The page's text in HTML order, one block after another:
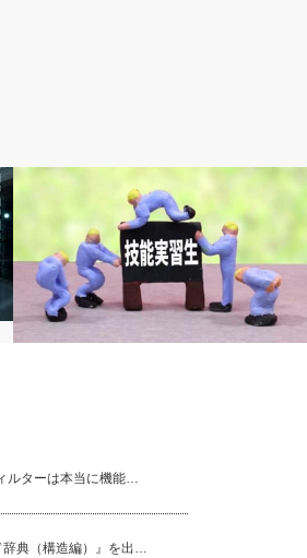
記事が出て、感動しました。
ルターは本当に機能…
辞典（構造編）』を出…